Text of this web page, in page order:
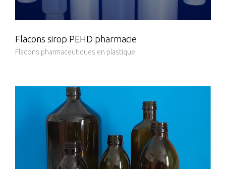
Flacons sirop PEHD pharmacie
Flacons pharmaceutiques en plastique